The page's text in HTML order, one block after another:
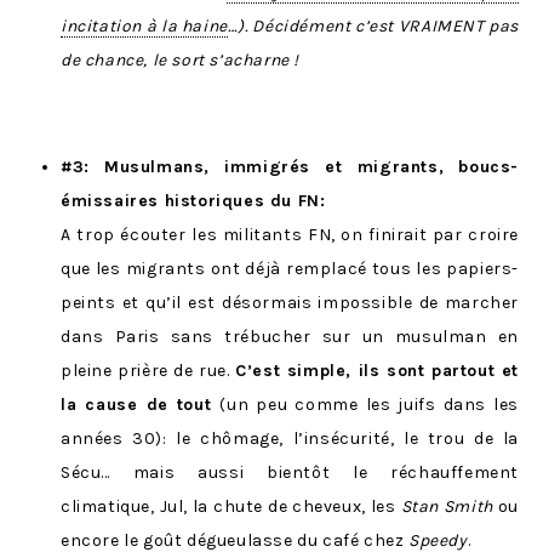
incitation à la haine…). Décidément c’est VRAIMENT pas
de chance, le sort s’acharne !
#3: Musulmans, immigrés et migrants, boucs-
émissaires historiques du FN:
A trop écouter les militants FN, on finirait par croire
que les migrants ont déjà remplacé tous les papiers-
peints et qu’il est désormais impossible de marcher
dans Paris sans trébucher sur un musulman en
pleine prière de rue. C’est simple, ils sont partout et
la cause de tout(un peu comme les juifs dans les
années 30): le chômage, l’insécurité, le trou de la
Sécu… mais aussi bientôt le réchauffement
climatique, Jul, la chute de cheveux, les Stan Smithou
encore le goût dégueulasse du café chez Speedy.